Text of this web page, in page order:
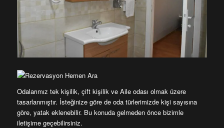
Odalarımız tek kişilik, çift kişilik ve Aile odası olmak üzere
tasarlanmıştır. İsteğinize göre de oda türlerimizde kişi sayısına
göre, yatak eklenebilir. Bu konuda gelmeden önce bizimle
iletişime geçebilirsiniz.